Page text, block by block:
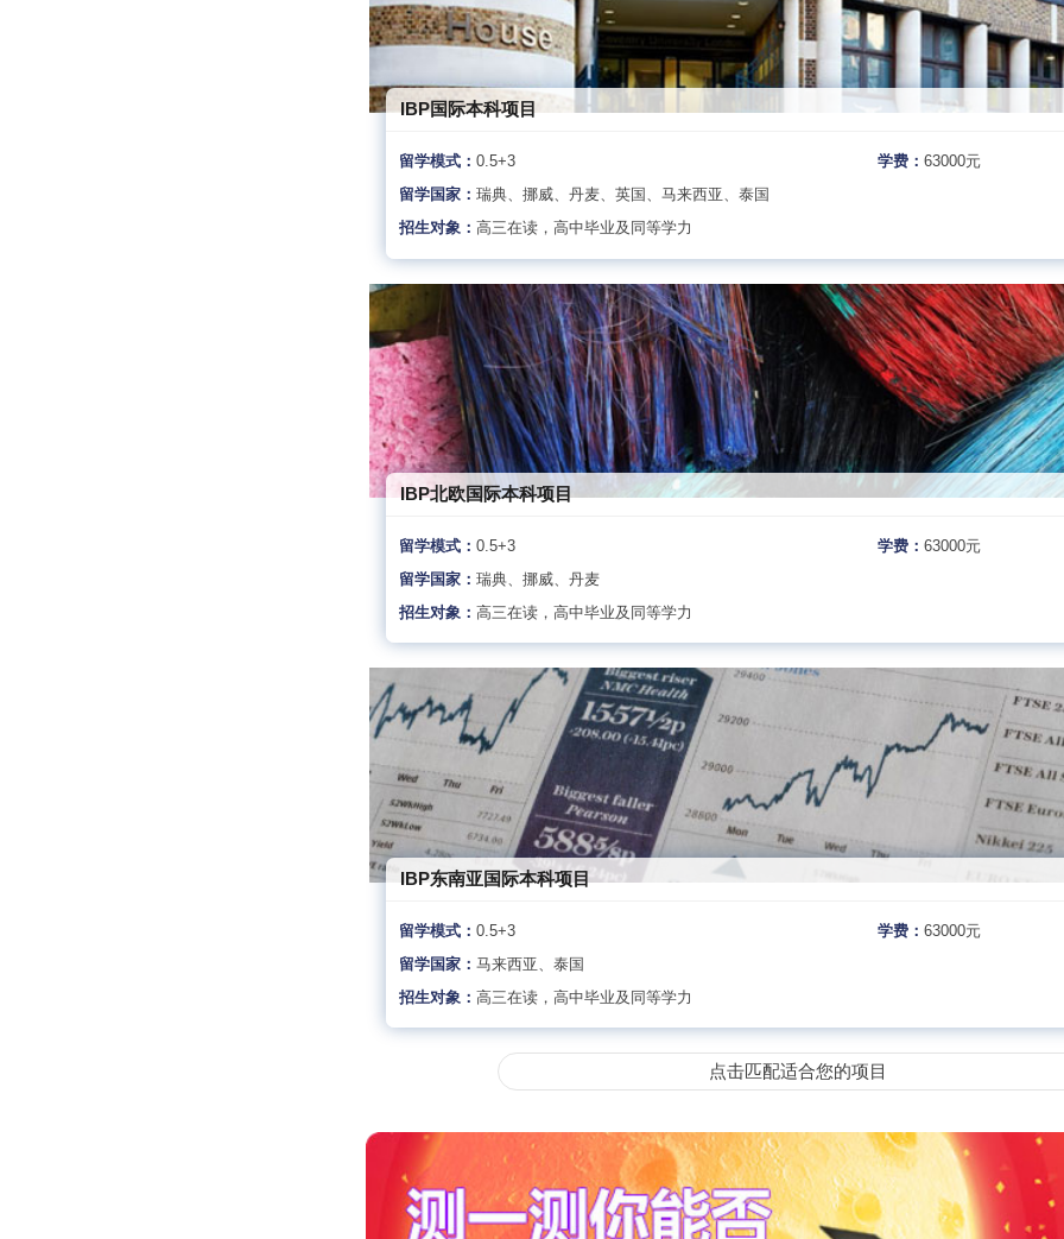
IBP国际本科项目
留学模式：0.5+3 学费：63000元
留学国家：瑞典、挪威、丹麦、英国、马来西亚、泰国
招生对象： 高三在读，高中毕业及同等学力
IBP北欧国际本科项目
留学模式：0.5+3 学费：63000元
留学国家：瑞典、挪威、丹麦
招生对象： 高三在读，高中毕业及同等学力
IBP东南亚国际本科项目
留学模式：0.5+3 学费：63000元
留学国家：马来西亚、泰国
招生对象： 高三在读，高中毕业及同等学力
点击匹配适合您的项目